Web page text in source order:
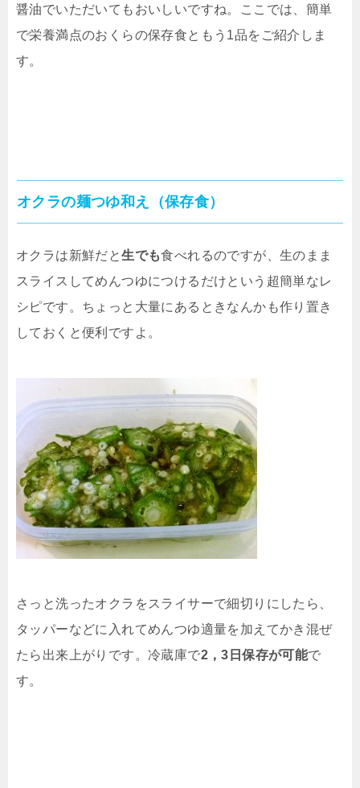
醤油でいただいてもおいしいですね。ここでは、簡単
で栄養満点のおくらの保存食ともう1品をご紹介しま
す。
オクラの麺つゆ和え（保存食）
オクラは新鮮だと生でも食べれるのですが、生のまま
スライスしてめんつゆにつけるだけという超簡単なレ
シピです。ちょっと大量にあるときなんかも作り置き
しておくと便利ですよ。
さっと洗ったオクラをスライサーで細切りにしたら、
タッパーなどに入れてめんつゆ適量を加えてかき混ぜ
たら出来上がりです。冷蔵庫で2，3日保存が可能で
す。